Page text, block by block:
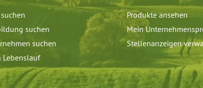
suchen
suchen
Lebenslauf
Produkte ansehen
Mein
Stellenanzeigen